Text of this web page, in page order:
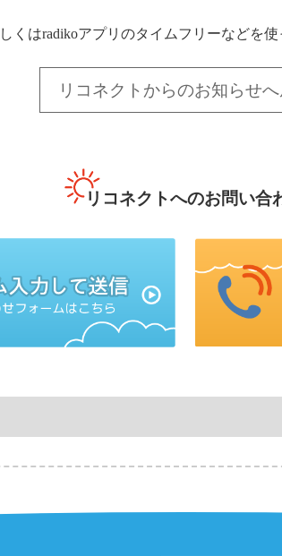
くはradikoアプリのタイムフリーなどを
リコネクトからのお知らせへ
リコネクトへのお問い合